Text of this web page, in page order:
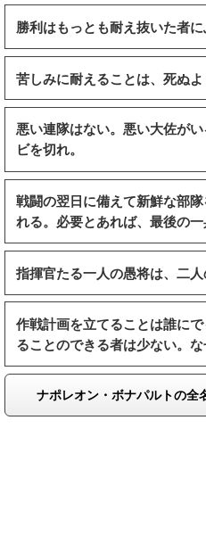
勝利はもっとも耐え抜いた者に
苦しみに耐えることは、死ぬよ
悪い連隊はない。悪い大佐が
ビを切れ。
戦闘の翌日に備えて新鮮な部
れる。必要とあれば、最後の
指揮官たる一人の愚将は、二人
作戦計画を立てることは誰に
ることのできる者は少ない。
ナポレオン・ボナパルトの全